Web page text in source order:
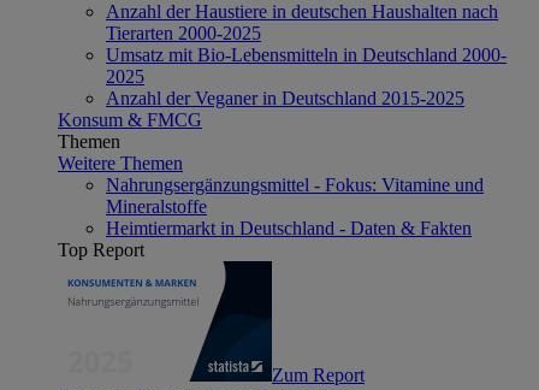
Anzahl der Haustiere in deutschen Haushalten nach
Tierarten 2000-2025
Umsatz mit Bio-Lebensmitteln in Deutschland 2000-
2025
Anzahl der Veganer in Deutschland 2015-2025
Konsum & FMCG
Themen
Weitere Themen
Nahrungsergänzungsmittel - Fokus: Vitamine und
Mineralstoffe
Heimtiermarkt in Deutschland - Daten & Fakten
Top Report
Zum Report